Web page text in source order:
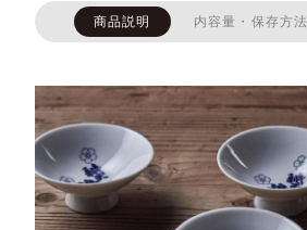
商品説明 内容量・保存方法